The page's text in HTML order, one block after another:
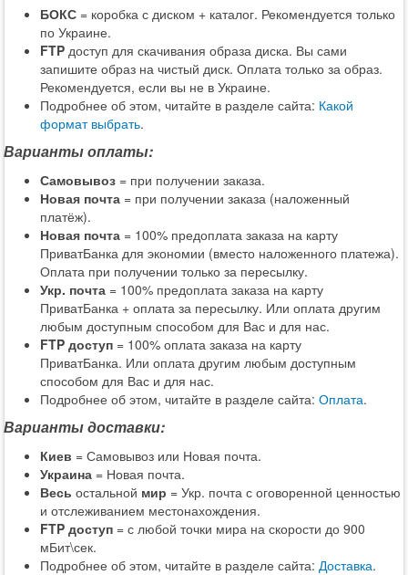
БОКС = коробка с диском + каталог. Рекомендуется только
по Украине.
FTP доступ для скачивания образа диска. Вы сами
запишите образ на чистый диск. Оплата только за образ.
Рекомендуется, если вы не в Украине.
Подробнее об этом, читайте в разделе сайта: Какой
формат выбрать.
Варианты оплаты:
Самовывоз = при получении заказа.
Новая почта = при получении заказа (наложенный
платёж).
Новая почта = 100% предоплата заказа на карту
ПриватБанка для экономии (вместо наложенного платежа).
Оплата при получении только за пересылку.
Укр. почта = 100% предоплата заказа на карту
ПриватБанка + оплата за пересылку. Или оплата другим
любым доступным способом для Вас и для нас.
FTP доступ = 100% оплата заказа на карту
ПриватБанка. Или оплата другим любым доступным
способом для Вас и для нас.
Подробнее об этом, читайте в разделе сайта: Оплата.
Варианты доставки:
Киев = Самовывоз или Новая почта.
Украина = Новая почта.
Весь остальной мир = Укр. почта с оговоренной ценностью
и отслеживанием местонахождения.
FTP доступ = с любой точки мира на скорости до 900
мБит\сек.
Подробнее об этом, читайте в разделе сайта: Доставка.